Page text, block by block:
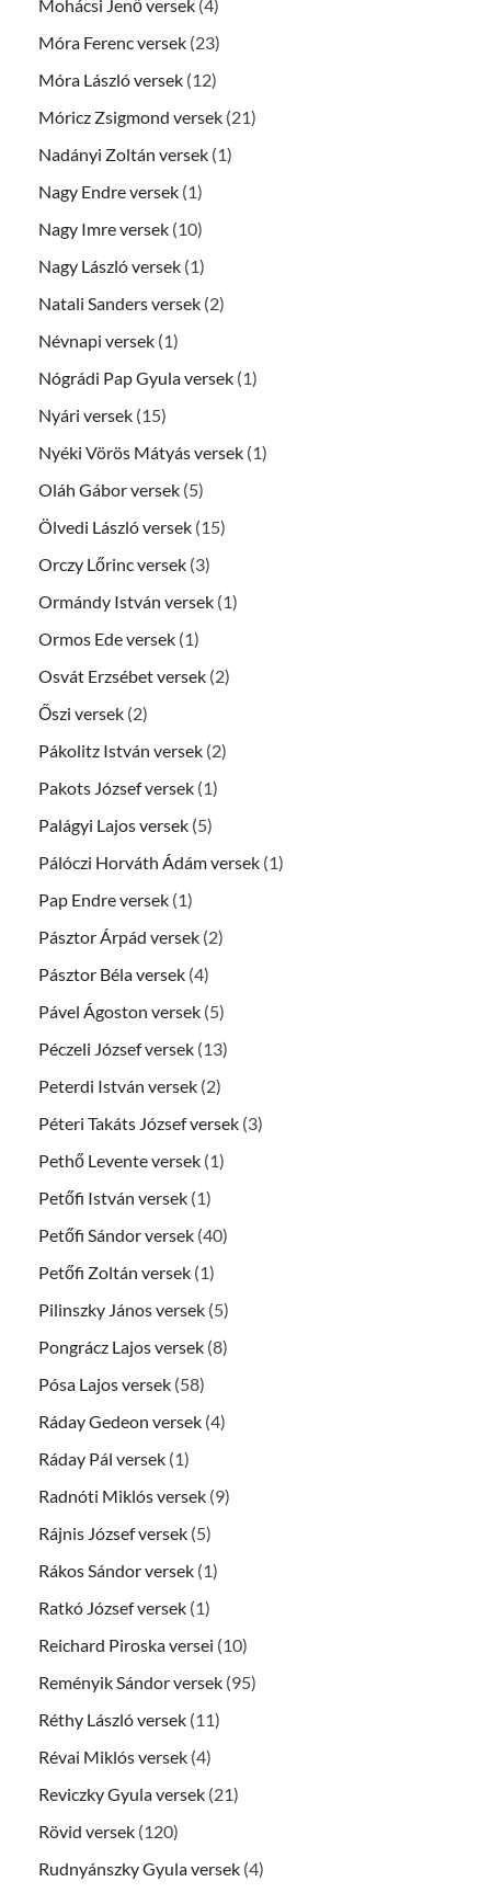
Mohácsi Jenő versek (4)
Móra Ferenc versek (23)
Móra László versek (12)
Móricz Zsigmond versek (21)
Nadányi Zoltán versek (1)
Nagy Endre versek (1)
Nagy Imre versek (10)
Nagy László versek (1)
Natali Sanders versek (2)
Névnapi versek (1)
Nógrádi Pap Gyula versek (1)
Nyári versek (15)
Nyéki Vörös Mátyás versek (1)
Oláh Gábor versek (5)
Ölvedi László versek (15)
Orczy Lőrinc versek (3)
Ormándy István versek (1)
Ormos Ede versek (1)
Osvát Erzsébet versek (2)
Őszi versek (2)
Pákolitz István versek (2)
Pakots József versek (1)
Palágyi Lajos versek (5)
Pálóczi Horváth Ádám versek (1)
Pap Endre versek (1)
Pásztor Árpád versek (2)
Pásztor Béla versek (4)
Pável Ágoston versek (5)
Péczeli József versek (13)
Peterdi István versek (2)
Péteri Takáts József versek (3)
Pethő Levente versek (1)
Petőfi István versek (1)
Petőfi Sándor versek (40)
Petőfi Zoltán versek (1)
Pilinszky János versek (5)
Pongrácz Lajos versek (8)
Pósa Lajos versek (58)
Ráday Gedeon versek (4)
Ráday Pál versek (1)
Radnóti Miklós versek (9)
Rájnis József versek (5)
Rákos Sándor versek (1)
Ratkó József versek (1)
Reichard Piroska versei (10)
Reményik Sándor versek (95)
Réthy László versek (11)
Révai Miklós versek (4)
Reviczky Gyula versek (21)
Rövid versek (120)
Rudnyánszky Gyula versek (4)